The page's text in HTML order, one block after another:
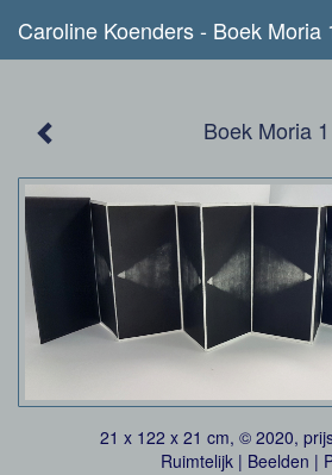
Caroline Koenders - Boek Moria
Boek Moria 1
21 x 122 x 21 cm, © 2020,
Ruimtelijk | Beelden |